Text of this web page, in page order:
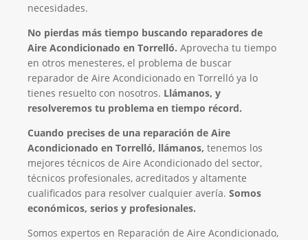
necesidades.
No pierdas más tiempo buscando reparadores de
Aire Acondicionado en Torrelló. Aprovecha tu tiempo
en otros menesteres, el problema de buscar
reparador de Aire Acondicionado en Torrelló ya lo
tienes resuelto con nosotros. Llámanos, y
resolveremos tu problema en tiempo récord.
Cuando precises de una reparación de Aire
Acondicionado en Torrelló, llámanos, tenemos los
mejores técnicos de Aire Acondicionado del sector,
técnicos profesionales, acreditados y altamente
cualificados para resolver cualquier avería. Somos
económicos, serios y profesionales.
Somos expertos en Reparación de Aire Acondicionado,